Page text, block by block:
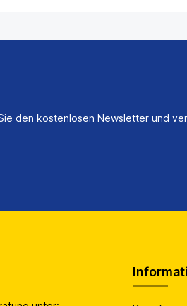
den kostenlosen Newsletter und